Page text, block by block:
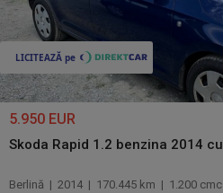
5.950 EUR
Skoda Rapid 1.2 benzina 2014
Berlină | 2014 | 170.445 km | 1.200